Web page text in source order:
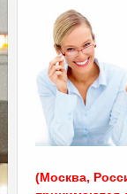
(Москва,